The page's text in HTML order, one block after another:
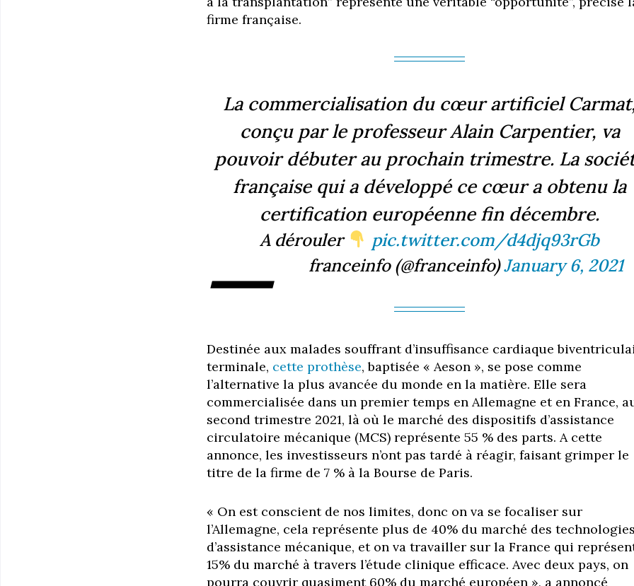
firme française.
La commercialisation du cœur artificiel
conçu par le professeur Alain Carpentier, va
pouvoir débuter au prochain trimestre. La
française qui a développé ce cœur a obtenu la
certification européenne fin décembre.
A dérouler pic.twitter.com/d4djq93rGb
— franceinfo (@franceinfo)January 6, 2021
Destinée aux malades souffrant d’insuffisance cardiaque
terminale, cette prothèse, baptisée « Aeson », se pose comme
l’alternative la plus avancée du monde en la matière. Elle sera
commercialisée dans un premier temps en Allemagne et en France,
second trimestre 2021, là où le marché des dispositifs d’assistance
circulatoire mécanique (MCS) représente 55 % des parts. A cette
annonce, les investisseurs n’ont pas tardé à réagir, faisant grimper le
titre de la firme de 7 % à la Bourse de Paris.
« On est conscient de nos limites, donc on va se focaliser sur
l’Allemagne, cela représente plus de 40% du marché des technologies
d’assistance mécanique, et on va travailler sur la France qui
15% du marché à travers l’étude clinique efficace. Avec deux pays, on
pourra couvrir quasiment 60% du marché européen », a annoncé